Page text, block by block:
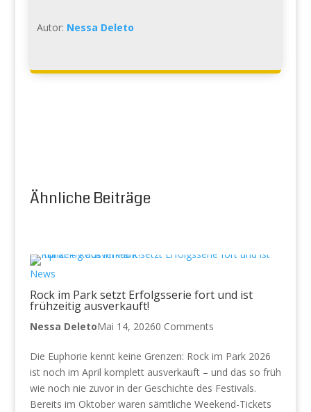
Autor: Nessa Deleto
Ähnliche Beiträge
News
Rock im Park setzt Erfolgsserie fort und ist
frühzeitig ausverkauft!
Nessa DeletoMai 14, 20260 Comments
Die Euphorie kennt keine Grenzen: Rock im Park 2026
ist noch im April komplett ausverkauft – und das so früh
wie noch nie zuvor in der Geschichte des Festivals.
Bereits im Oktober waren sämtliche Weekend-Tickets